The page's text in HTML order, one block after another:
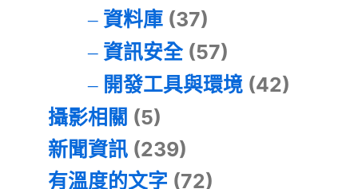
資料庫(37)
資訊安全(57)
開發工具與環境(42)
攝影相關 (5)
新聞資訊 (239)
有溫度的文字 (72)